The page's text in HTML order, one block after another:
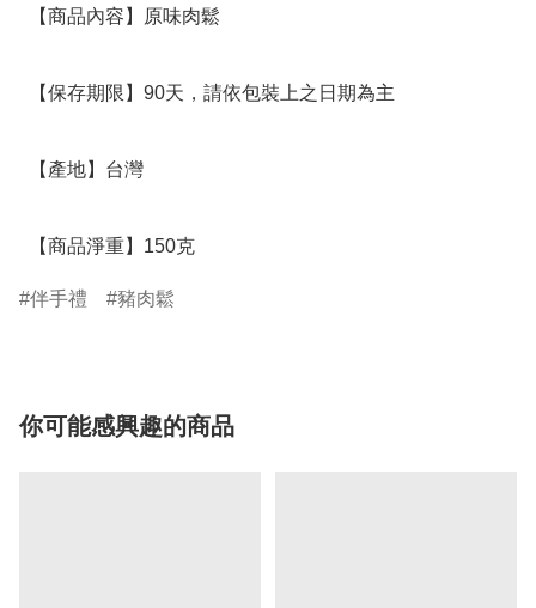
  【商品淨重】150克
伴手禮 豬肉鬆
你可能感興趣的商品